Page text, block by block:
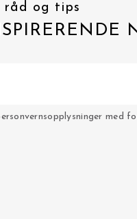
råd og tips
med